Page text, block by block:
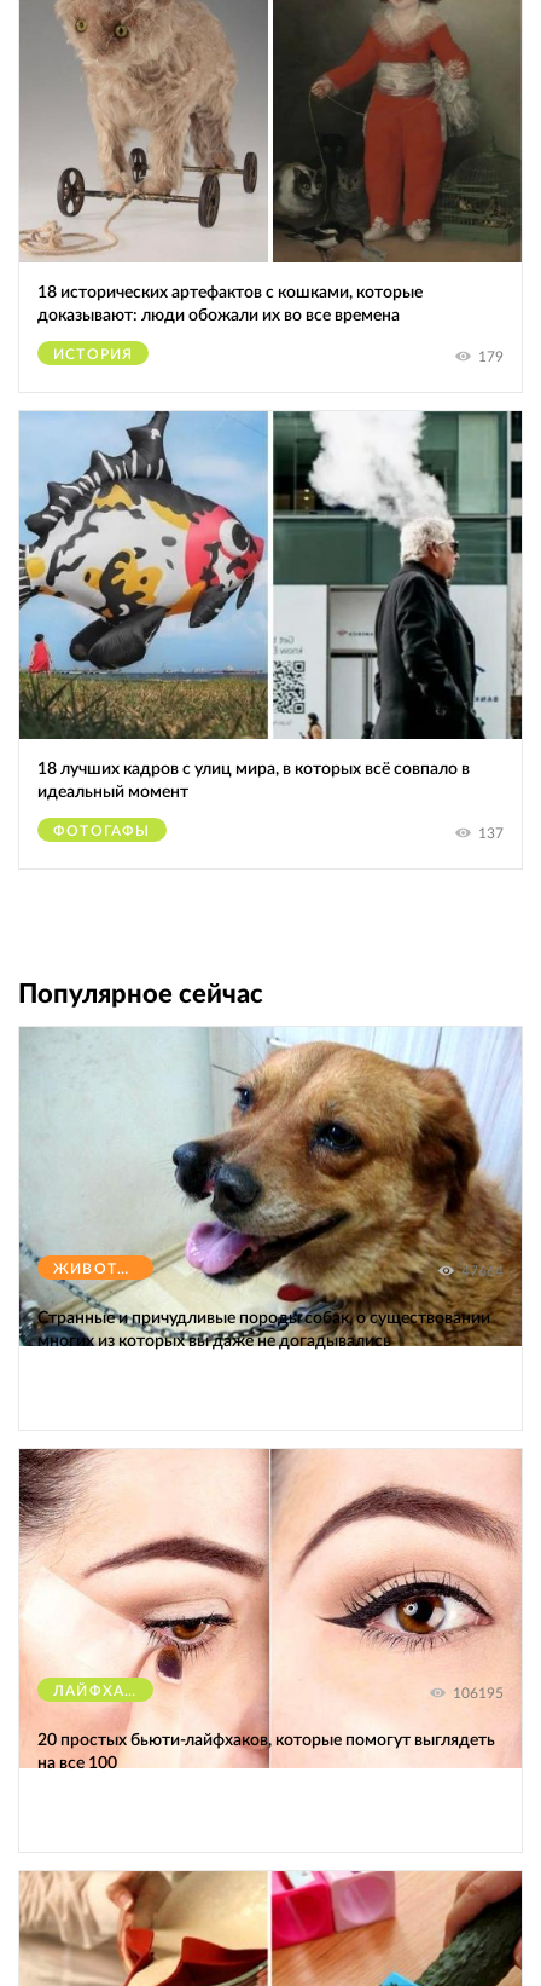
18 исторических артефактов с кошками, которые
доказывают: люди обожали их во все времена
ИСТОРИЯ 179
18 лучших кадров с улиц мира, в которых всё совпало в
идеальный момент
ФОТОГАФЫ 137
Популярное сейчас
ЖИВОТНЫЕ 47664
Странные и причудливые породы собак, о существовании
многих из которых вы даже не догадывались
ЛАЙФХАКИ 106195
20 простых бьюти-лайфхаков, которые помогут выглядеть
на все 100